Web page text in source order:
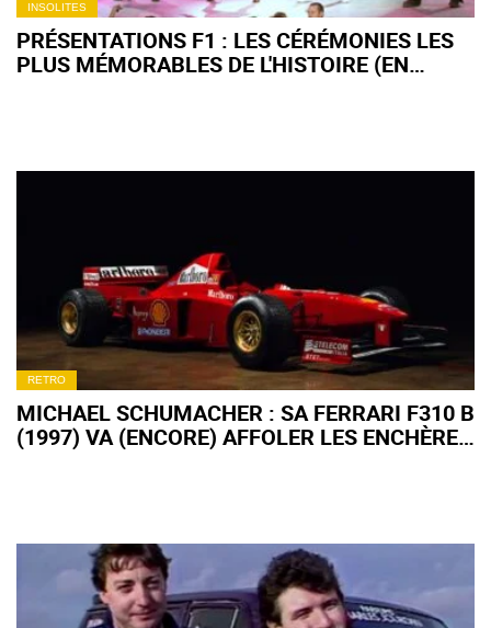
INSOLITES
PRÉSENTATIONS F1 : LES CÉRÉMONIES LES
PLUS MÉMORABLES DE L'HISTOIRE (EN
RETRO
MICHAEL SCHUMACHER : SA FERRARI F310 B
(1997) VA (ENCORE) AFFOLER LES ENCHÈRES